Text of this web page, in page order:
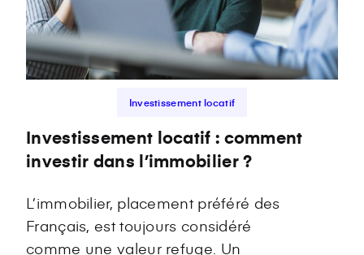
Investissement locatif
Investissement locatif : comment
investir dans l’immobilier ?
L’immobilier, placement préféré des
Français, est toujours considéré
comme une valeur refuge. Un